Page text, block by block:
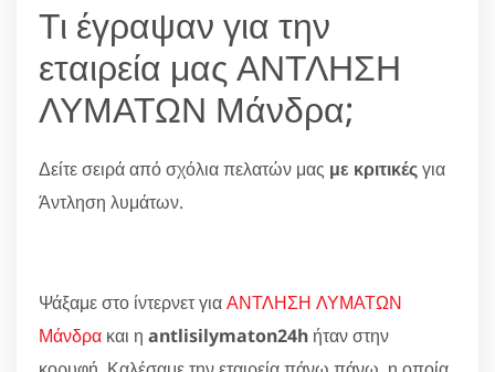
Τι έγραψαν για την
εταιρεία μας ΑΝΤΛΗΣΗ
ΛΥΜΑΤΩΝ Μάνδρα;
Δείτε σειρά από σχόλια πελατών μας με κριτικέςγια
Άντληση λυμάτων.
Ψάξαμε στο ίντερνετ γιαΑΝΤΛΗΣΗ ΛΥΜΑΤΩΝ
Μάνδρα και η antlisilymaton24h ήταν στην